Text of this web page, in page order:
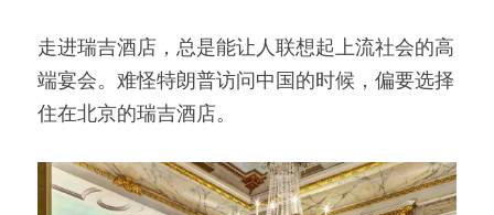
走进瑞吉酒店，总是能让人联想起上流社会的高
端宴会。难怪特朗普访问中国的时候，偏要选择
住在北京的瑞吉酒店。